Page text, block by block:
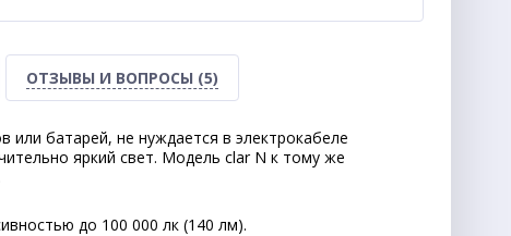
ОТЗЫВЫ И ВОПРОСЫ (5)
или батарей, не нуждается в электрокабеле
яркий свет. Модель clar N к тому же
до 100 000 лк (140 лм).